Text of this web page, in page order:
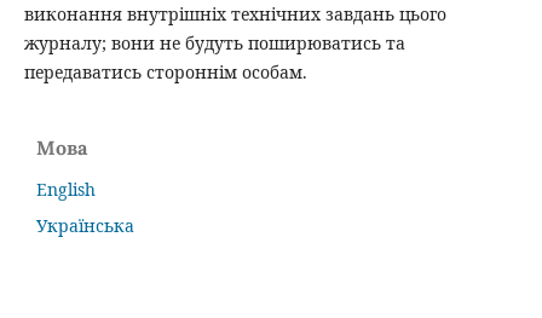
виконання внутрішніх технічних завдань цього
журналу; вони не будуть поширюватись та
передаватись стороннім особам.
Мова
English
Українська